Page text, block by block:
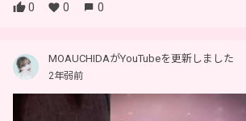
0 0 0
MOAUCHIDAがYouTubeを更新しました
2年弱前